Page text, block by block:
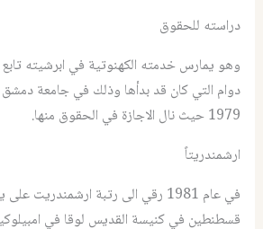
دراسته للحقوق
وهو يمارس خدمته الكهنوتية في ابرشيته
1979 حيث نال الاجازة في الحقوق منها.
ارشمندريتاً
في عام 1981 رقي الى رتبة ارشمندريت
قسطنطين في كنيسة القديس لوقا في